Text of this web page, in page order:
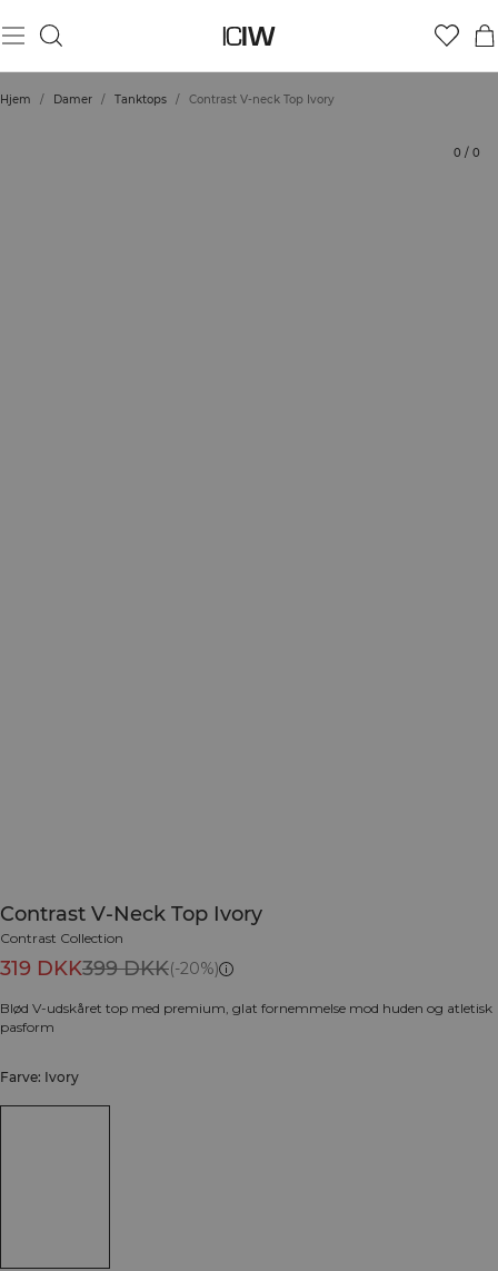
Hjem / Damer / Tanktops / Contrast V-neck Top Ivory
0 / 0
Contrast V-Neck Top Ivory
Contrast Collection
319 DKK399 DKK(-20%)
Blød V-udskåret top med premium, glat fornemmelse mod huden og atletisk
pasform
Farve: Ivory